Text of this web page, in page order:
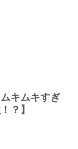
キムキすぎ
？】